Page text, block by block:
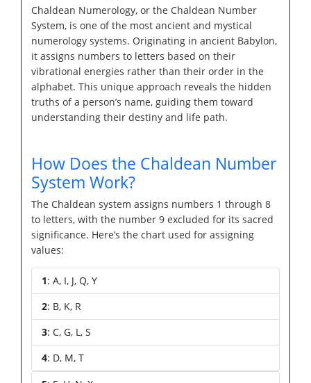
Chaldean Numerology, or the Chaldean Number
System, is one of the most ancient and mystical
numerology systems. Originating in ancient Babylon,
it assigns numbers to letters based on their
vibrational energies rather than their order in the
alphabet. This unique approach reveals the hidden
truths of a person’s name, guiding them toward
understanding their destiny and life path.
How Does the Chaldean Number
System Work?
The Chaldean system assigns numbers 1 through 8
to letters, with the number 9 excluded for its sacred
significance. Here’s the chart used for assigning
values:
1: A, I, J, Q, Y
2: B, K, R
3: C, G, L, S
4: D, M, T